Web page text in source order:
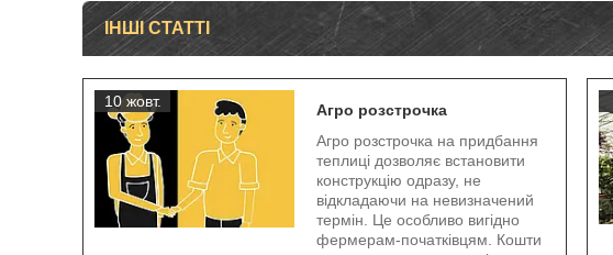
ІНШІ СТАТТІ
10 жовт.
Агро розстрочка
Агро розстрочка на придбання
теплиці дозволяє встановити
конструкцію одразу, не
відкладаючи на невизначений
термін. Це особливо вигідно
фермерам-початківцям. Кошти